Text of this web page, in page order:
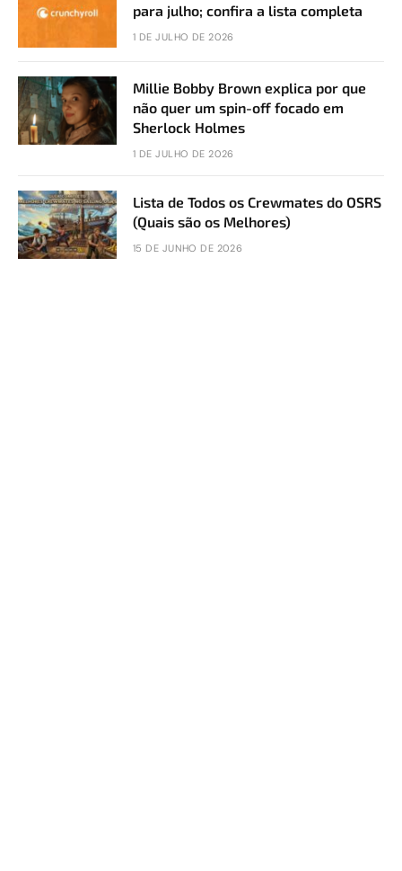
para julho; confira a lista completa
1 DE JULHO DE 2026
Millie Bobby Brown explica por que
não quer um spin-off focado em
Sherlock Holmes
1 DE JULHO DE 2026
Lista de Todos os Crewmates do OSRS
(Quais são os Melhores)
15 DE JUNHO DE 2026